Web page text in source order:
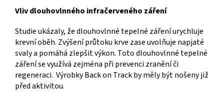
Vliv dlouhovlnného infračerveného záření
Studie ukázaly, že dlouhovlnné tepelné záření urychluje
krevní oběh. Zvýšení průtoku krve zase uvolňuje napjaté
svaly a pomáhá zlepšit výkon. Toto dlouhovlnné tepelné
záření se využívá zejména při prevenci zranění či
regeneraci. Výrobky Back on Track by měly být nošeny již
před aktivitou.